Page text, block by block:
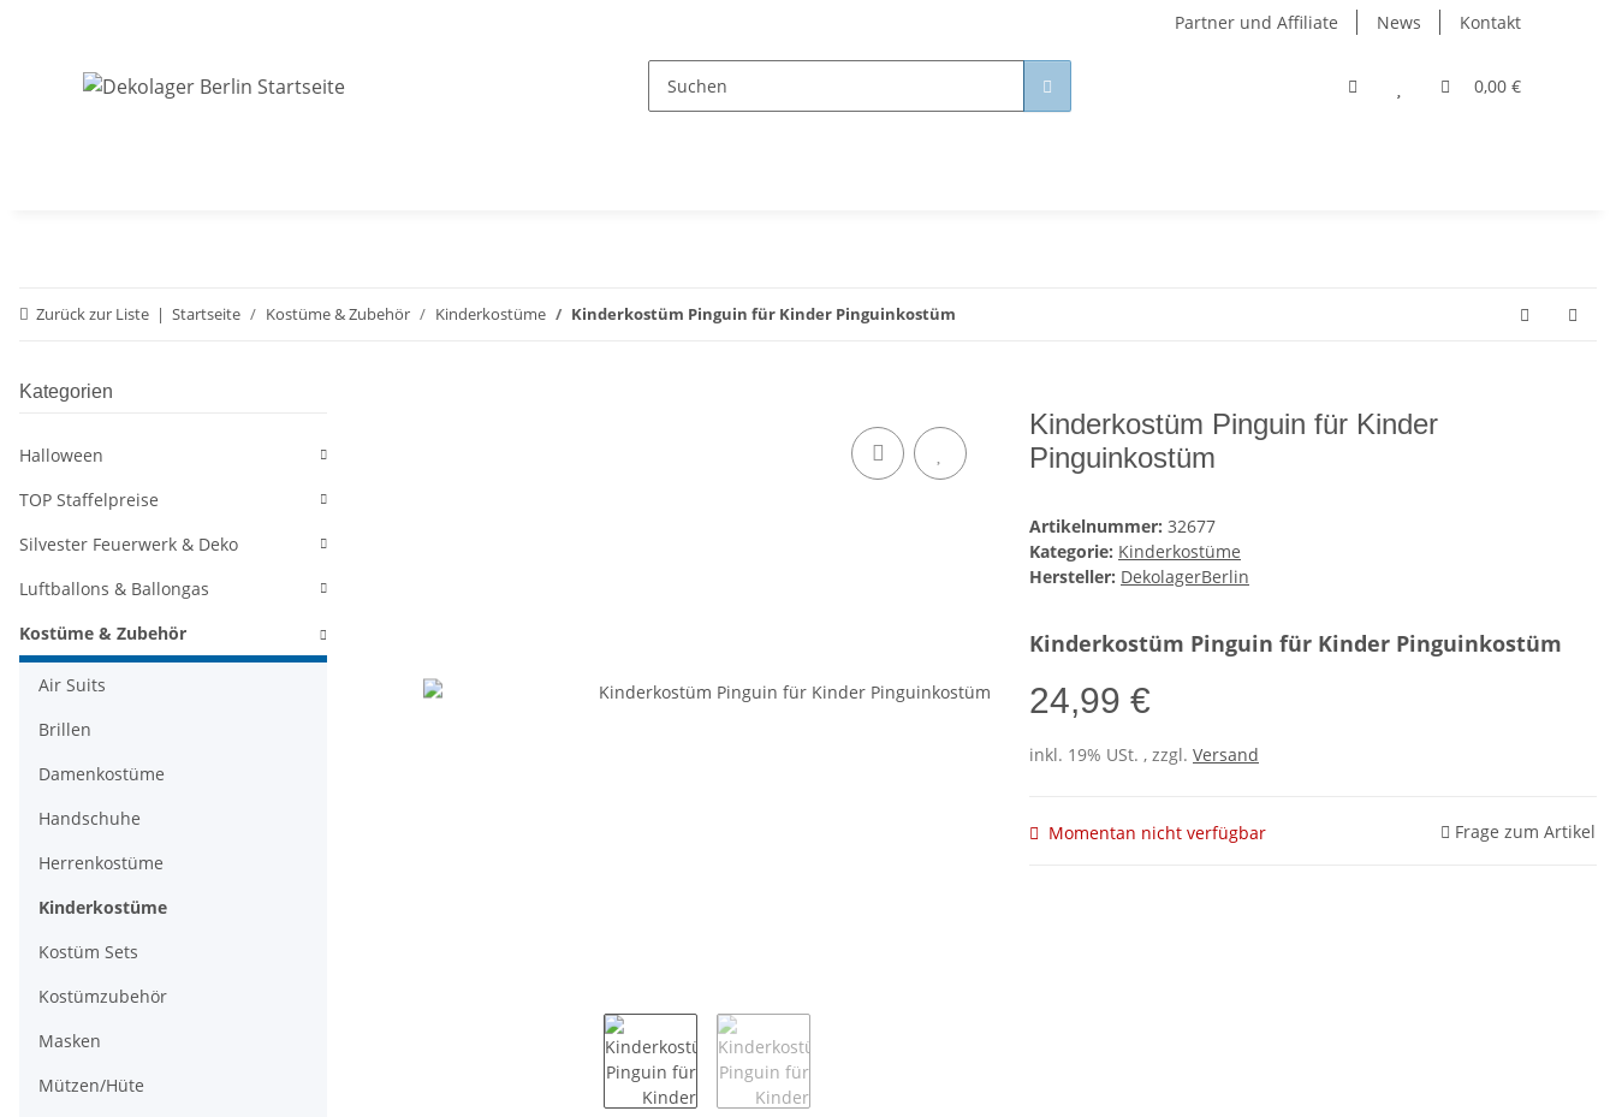
Partner und Affiliate News Kontakt
0,00 €
Zurück zur Liste Startseite Kostüme & Zubehör Kinderkostüme Kinderkostüm Pinguin für Kinder Pinguinkostüm
Kinderkostüm Pinguin für Kinder
Pinguinkostüm
Artikelnummer: 32677
Kategorie: Kinderkostüme
Hersteller: DekolagerBerlin
Kinderkostüm Pinguin für Kinder Pinguinkostüm
24,99 €
inkl. 19% USt. , zzgl. Versand
Momentan nicht verfügbar Frage zum Artikel
Kategorien
Halloween
TOP Staffelpreise
Silvester Feuerwerk & Deko
Luftballons & Ballongas
Kostüme & Zubehör
Air Suits
Brillen
Damenkostüme
Handschuhe
Herrenkostüme
Kinderkostüme
Kostüm Sets
Kostümzubehör
Masken
Mützen/Hüte